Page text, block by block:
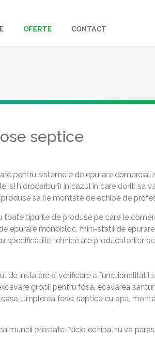
OFERTE CONTACT
septice
pentru sistemele de epurare
si hidrocarburi) in cazul in care doriti sa
sa fie montate de echipe de
tipurile de produse pe care le
epurare monobloc, mini-statii de
specificatiile tehnice ale producatorilor
de instalare si verificare a functionalitatii
gropii pentru fosa, ecavarea
umplerea fosei septice cu apa,
prestate. Nicio echipa nu va